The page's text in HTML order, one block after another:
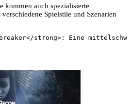
kommen auch spezialisierte
Spielstile und Szenarien
strong>: Eine